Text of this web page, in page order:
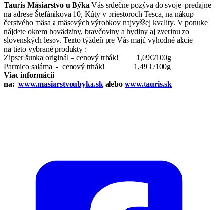
Tauris Mäsiarstvo u Býka Vás srdečne pozýva do svojej predajne
na adrese Štefánikova 10, Kúty v priestoroch Tesca, na nákup
čerstvého mäsa a mäsových výrobkov najvyššej kvality. V ponuke
nájdete okrem hovädziny, bravčoviny a hydiny aj zverinu zo
slovenských lesov. Tento týždeň pre Vás majú výhodné akcie
na tieto vybrané produkty :
Zipser šunka originál – cenový trhák! 1,09€/100g
Parmico saláma - cenový trhák! 1,49 €/100g
Viac informácii
na: www.masiarstvoubyka.sk alebo www.tauris.sk